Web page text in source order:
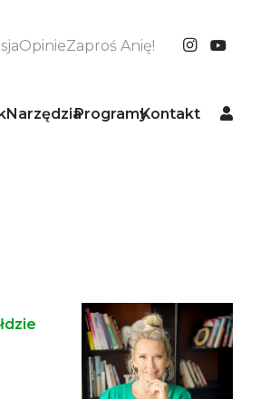
OpinieZaproś Anię!
NarzędziaProgramyKontakt